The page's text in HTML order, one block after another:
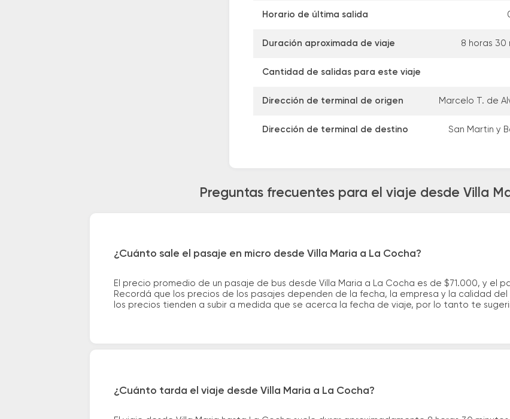
Horario de última salida
Duración aproximada de viaje 8 horas 30
Cantidad de salidas para este viaje
Dirección de terminal de origen Marcelo T. de
Dirección de terminal de destino San Martin y
Preguntas frecuentes para el viaje desde Villa
¿Cuánto sale el pasaje en micro desde Villa Maria a La Cocha?
El precio promedio de un pasaje de bus desde Villa Maria a La Cocha es de $71.000, y el
Recordá que los precios de los pasajes dependen de la fecha, la empresa y la calidad
los precios tienden a subir a medida que se acerca la fecha de viaje, por lo tanto te
¿Cuánto tarda el viaje desde Villa Maria a La Cocha?